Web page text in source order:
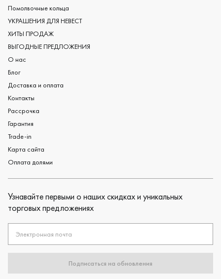
Женские обручальные кольца
Обручальные кольца из платины
Дизайнерские обручальные кольца
Черные обручальные кольца
Помолвочные кольца
УКРАШЕНИЯ ДЛЯ НЕВЕСТ
ХИТЫ ПРОДАЖ
ВЫГОДНЫЕ ПРЕДЛОЖЕНИЯ
О нас
Блог
Доставка и оплата
Контакты
Рассрочка
Гарантия
Trade-in
Карта сайта
Оплата долями
Узнавайте первыми о наших скидках и уникальных
торговых предложениях
Электронная почта
Подписаться на обновления